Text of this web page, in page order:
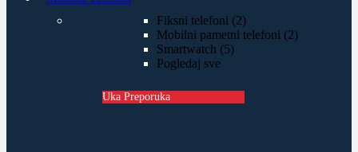
Fiksni telefoni (2)
Mobilni pametni telefoni (2)
Smartwatch (5)
Pogledaj sve
Uka Preporuka